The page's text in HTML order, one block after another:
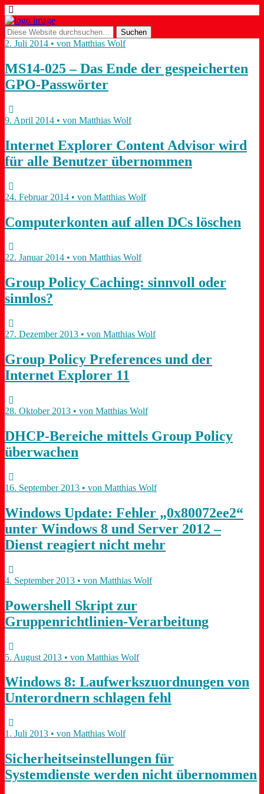
2. Juli 2014 • von Matthias Wolf
MS14-025 – Das Ende der gespeicherten
GPO-Passwörter
9. April 2014 • von Matthias Wolf
Internet Explorer Content Advisor wird
für alle Benutzer übernommen
24. Februar 2014 • von Matthias Wolf
Computerkonten auf allen DCs löschen
22. Januar 2014 • von Matthias Wolf
Group Policy Caching: sinnvoll oder
sinnlos?
27. Dezember 2013 • von Matthias Wolf
Group Policy Preferences und der
Internet Explorer 11
28. Oktober 2013 • von Matthias Wolf
DHCP-Bereiche mittels Group Policy
überwachen
16. September 2013 • von Matthias Wolf
Windows Update: Fehler „0x80072ee2“
unter Windows 8 und Server 2012 –
Dienst reagiert nicht mehr
4. September 2013 • von Matthias Wolf
Powershell Skript zur
Gruppenrichtlinien-Verarbeitung
5. August 2013 • von Matthias Wolf
Windows 8: Laufwerkszuordnungen von
Unterordnern schlagen fehl
1. Juli 2013 • von Matthias Wolf
Sicherheitseinstellungen für
Systemdienste werden nicht übernommen